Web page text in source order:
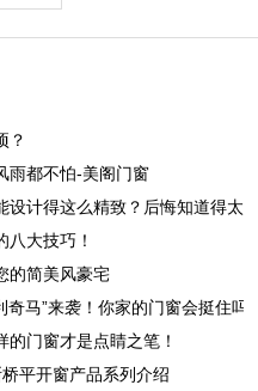
的技术难题，提升产品市场核
？
雨都不怕-美阁门窗
设计得这么精致？后悔知道得太
八大技巧！
的简美风豪宅
奇马”来袭！你家的门窗会挺住吗
门窗才是点睛之笔！
平开窗产品系列介绍